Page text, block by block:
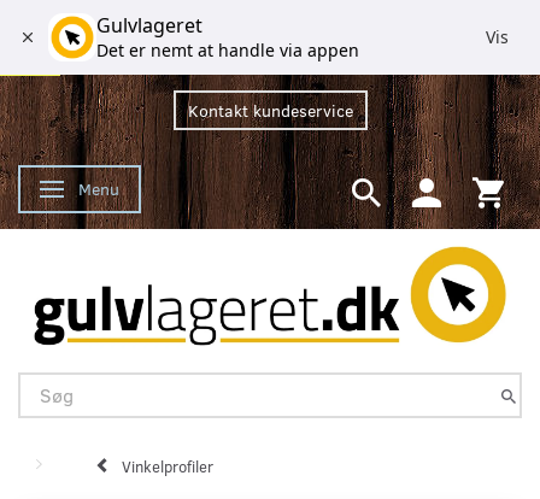
Kontakt kundeservice
Skifte navigation
Menu
Vinkelprofiler
Gulvlageret
Det er nemt at handle via appen
Vis